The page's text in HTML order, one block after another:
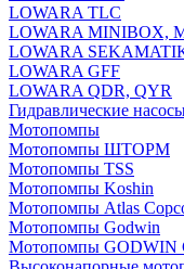
LOWARA TLC
LOWARA MINIBOX,
LOWARA
LOWARA GFF
LOWARA QDR, QYR
Гидравлические
Мотопомпы
Мотопомпы ШТОРМ
Мотопомпы TSS
Мотопомпы Koshin
Мотопомпы Atlas
Мотопомпы Godwin
Мотопомпы GODWIN